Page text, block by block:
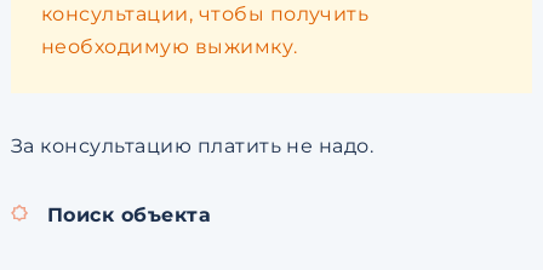
консультации, чтобы получить
необходимую выжимку.
За консультацию платить не надо.
Поиск объекта